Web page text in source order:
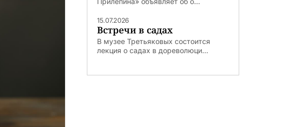
15.07.2026
Встречи в садах
В музее Третьяковых состоится
лекция о садах в дореволюци...